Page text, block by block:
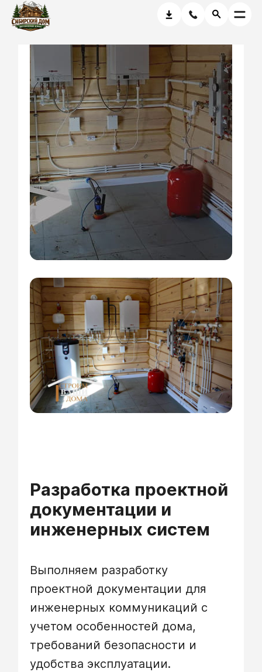
Разработка проектной
документации и
инженерных систем
Выполняем разработку
проектной документации для
инженерных коммуникаций с
учетом особенностей дома,
требований безопасности и
удобства эксплуатации.